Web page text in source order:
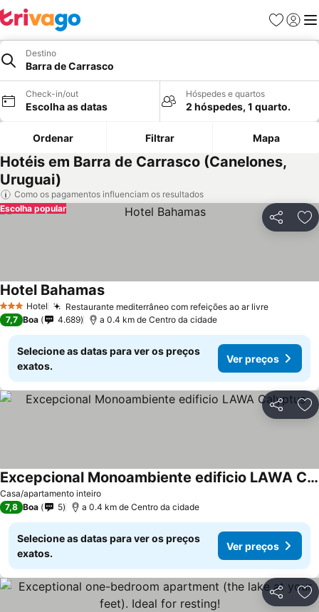
Favoritos
Iniciar
Destino
Barra de Carrasco
Check-in/out
Escolha as datas
Hóspedes e quartos
2 hóspedes, 1 quarto.
Ordenar Filtrar Mapa
Hotéis em Barra de Carrasco (Canelones,
Uruguai)
Como os pagamentos influenciam os resultados
Partilhar
Escolha popular
3 EstrelasHotel Restaurante mediterrâneo com refeições ao ar livre
Hotel Bahamas
7,7 Boa 4.689 a 0.4 km de Centro da cidade
Selecione as datas para ver os preços
exatos.
Ver preços
Partilhar
Casa/apartamento inteiro
Excepcional Monoambiente edificio LAWA Calyptus
7,8 Boa 5 a 0.4 km de Centro da cidade
Selecione as datas para ver os preços
exatos.
Ver preços
Partilhar